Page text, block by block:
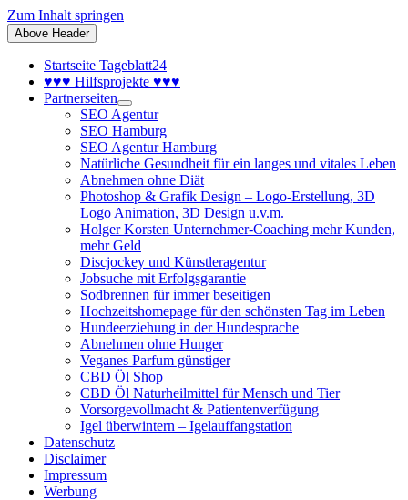
Zum Inhalt springen
Above Header
Startseite Tageblatt24
♥♥♥ Hilfsprojekte ♥♥♥
Partnerseiten
SEO Agentur
SEO Hamburg
SEO Agentur Hamburg
Natürliche Gesundheit für ein langes und vitales Leben
Abnehmen ohne Diät
Photoshop & Grafik Design – Logo-Erstellung, 3D
Logo Animation, 3D Design u.v.m.
Holger Korsten Unternehmer-Coaching mehr Kunden,
mehr Geld
Discjockey und Künstleragentur
Jobsuche mit Erfolgsgarantie
Sodbrennen für immer beseitigen
Hochzeitshomepage für den schönsten Tag im Leben
Hundeerziehung in der Hundesprache
Abnehmen ohne Hunger
Veganes Parfum günstiger
CBD Öl Shop
CBD Öl Naturheilmittel für Mensch und Tier
Vorsorgevollmacht & Patientenverfügung
Igel überwintern – Igelauffangstation
Datenschutz
Disclaimer
Impressum
Werbung